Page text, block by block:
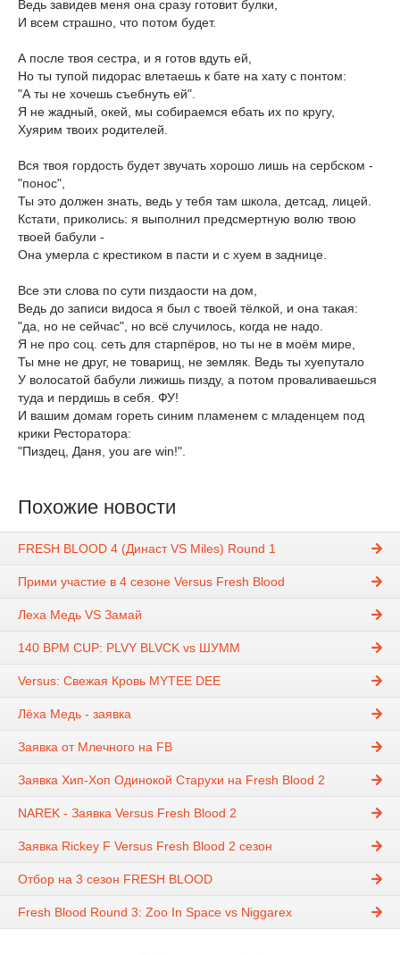
Ведь завидев меня она сразу готовит булки,
И всем страшно, что потом будет.
А после твоя сестра, и я готов вдуть ей,
Но ты тупой пидорас влетаешь к бате на хату с понтом:
"А ты не хочешь съебнуть ей".
Я не жадный, окей, мы собираемся ебать их по кругу,
Хуярим твоих родителей.
Вся твоя гордость будет звучать хорошо лишь на сербском -
"понос",
Ты это должен знать, ведь у тебя там школа, детсад, лицей.
Кстати, приколись: я выполнил предсмертную волю твою
твоей бабули -
Она умерла с крестиком в пасти и с хуем в заднице.
Все эти слова по сути пиздаости на дом,
Ведь до записи видоса я был с твоей тёлкой, и она такая:
"да, но не сейчас", но всё случилось, когда не надо.
Я не про соц. сеть для старпёров, но ты не в моём мире,
Ты мне не друг, не товарищ, не земляк. Ведь ты хуепутало
У волосатой бабули лижишь пизду, а потом проваливаешься
туда и пердишь в себя. ФУ!
И вашим домам гореть синим пламенем с младенцем под
крики Ресторатора:
"Пиздец, Даня, you are win!".
Похожие новости
FRESH BLOOD 4 (Династ VS Miles) Round 1
Прими участие в 4 сезоне Versus Fresh Blood
Леха Медь VS Замай
140 BPM CUP: PLVY BLVCK vs ШУММ
Versus: Свежая Кровь MYTEE DEE
Лёха Медь - заявка
Заявка от Млечного на FB
Заявка Хип-Хоп Одинокой Старухи на Fresh Blood 2
NAREK - Заявка Versus Fresh Blood 2
Заявка Rickey F Versus Fresh Blood 2 сезон
Отбор на 3 сезон FRESH BLOOD
Fresh Blood Round 3: Zoo In Space vs Niggarex